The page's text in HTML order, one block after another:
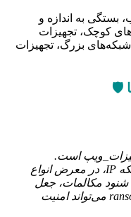
بستگی به اندازه و
کوچک، تجهیزات
بزرگ، تجهیزات
🛡️
است.
سیستم‌های ویپ، به دلیل استفاده از شبکه IP، در معرض انواع
شنود مکالمات، جعل
هویت، denial of service (DoS) و ransomware می‌تواند امنیت